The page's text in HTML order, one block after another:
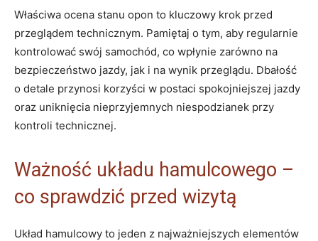
Właściwa ocena stanu opon to kluczowy krok przed
przeglądem technicznym. Pamiętaj o tym, aby regularnie
kontrolować swój samochód, co wpłynie zarówno na
bezpieczeństwo jazdy, jak i na wynik przeglądu. Dbałość
o detale przynosi korzyści w postaci spokojniejszej jazdy
oraz uniknięcia nieprzyjemnych niespodzianek przy
kontroli technicznej.
Ważność układu hamulcowego –
co sprawdzić przed wizytą
Układ hamulcowy to jeden z najważniejszych elementów